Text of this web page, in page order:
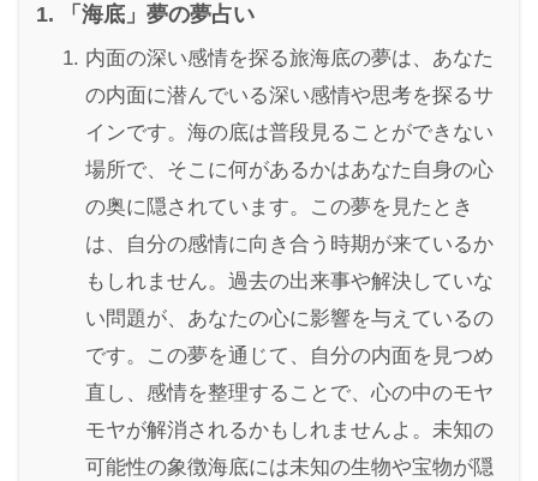
「海底」夢の夢占い
内面の深い感情を探る旅海底の夢は、あなた
の内面に潜んでいる深い感情や思考を探るサ
インです。海の底は普段見ることができない
場所で、そこに何があるかはあなた自身の心
の奥に隠されています。この夢を見たとき
は、自分の感情に向き合う時期が来ているか
もしれません。過去の出来事や解決していな
い問題が、あなたの心に影響を与えているの
です。この夢を通じて、自分の内面を見つめ
直し、感情を整理することで、心の中のモヤ
モヤが解消されるかもしれませんよ。未知の
可能性の象徴海底には未知の生物や宝物が隠